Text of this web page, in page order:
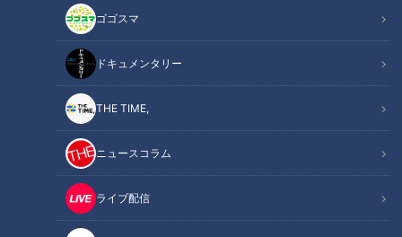
ゴゴスマ
ドキュメンタリー
THE TIME,
ニュースコラム
ライブ配信
この記事を見たあなたへのおすすめ